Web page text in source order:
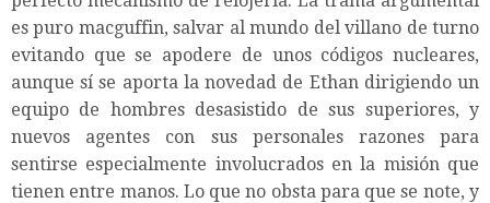
es puro macguffin, salvar al mundo del villano de turno
evitando que se apodere de unos códigos nucleares,
aunque sí se aporta la novedad de Ethan dirigiendo un
equipo de hombres desasistido de sus superiores, y
nuevos agentes con sus personales razones para
sentirse especialmente involucrados en la misión que
tienen entre manos. Lo que no obsta para que se note, y